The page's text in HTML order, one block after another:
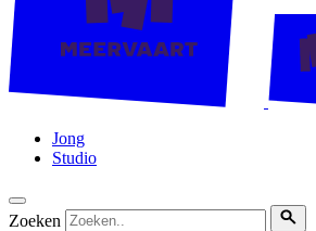
Jong
Studio
Zoeken